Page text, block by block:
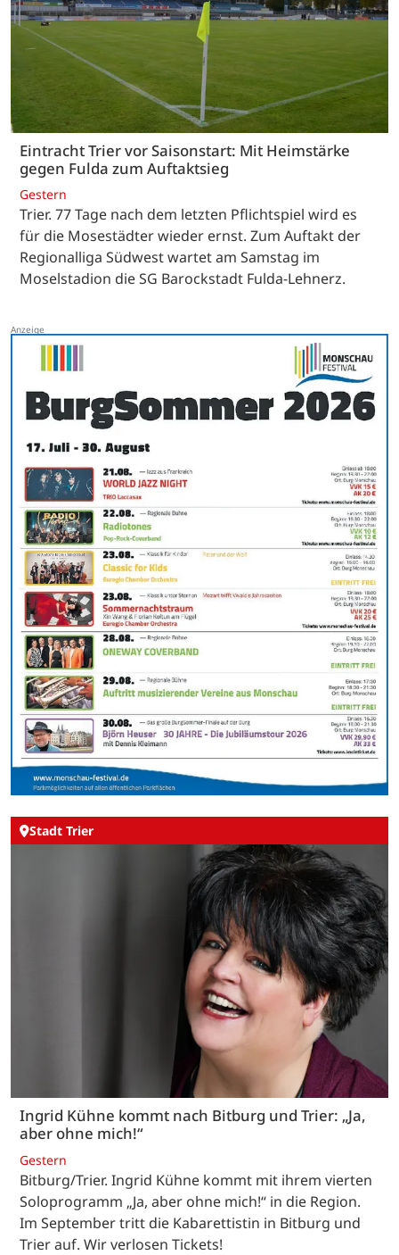
Eintracht Trier vor Saisonstart: Mit Heimstärke
gegen Fulda zum Auftaktsieg
Gestern
Trier. 77 Tage nach dem letzten Pflichtspiel wird es
für die Mosestädter wieder ernst. Zum Auftakt der
Regionalliga Südwest wartet am Samstag im
Moselstadion die SG Barockstadt Fulda-Lehnerz.
Stadt Trier
Ingrid Kühne kommt nach Bitburg und Trier: „Ja,
aber ohne mich!“
Gestern
Bitburg/Trier. Ingrid Kühne kommt mit ihrem vierten
Soloprogramm „Ja, aber ohne mich!“ in die Region.
Im September tritt die Kabarettistin in Bitburg und
Trier auf. Wir verlosen Tickets!